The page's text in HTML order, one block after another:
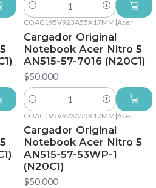
Cantidad
COAC195V923A55X17MM |Acer
Cargador Original
Notebook Acer Nitro 5
AN515-57-7016 (N20C1)
$50.000
Cantidad
COAC195V923A55X17MM |Acer
Cargador Original
Notebook Acer Nitro 5
AN515-57-53WP-1
(N20C1)
$50.000